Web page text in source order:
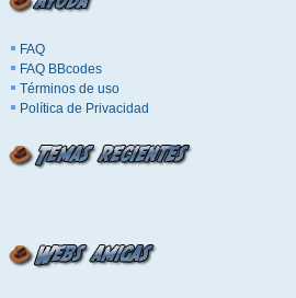
FAQ
FAQ BBcodes
Términos de uso
Política de Privacidad